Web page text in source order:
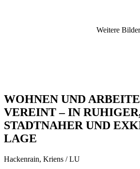
WOHNEN UND
VEREINT – IN
STADTNAHER UND
LAGE
Hackenrain, Kriens / LU